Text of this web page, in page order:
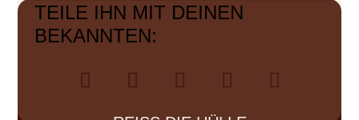
TEILE IHN MIT DEINEN
BEKANNTEN: